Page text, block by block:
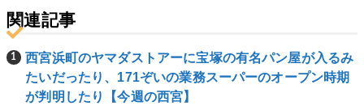
関連記事
西宮浜町のヤマダストアーに宝塚の有名パン屋が入るみ
たいだったり、171ぞいの業務スーパーのオープン時期
が判明したり【今週の西宮】